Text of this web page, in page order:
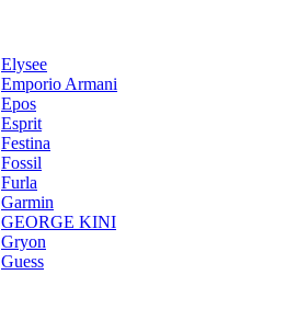
Elysee
Emporio Armani
Epos
Esprit
Festina
Fossil
Furla
Garmin
GEORGE KINI
Gryon
Guess